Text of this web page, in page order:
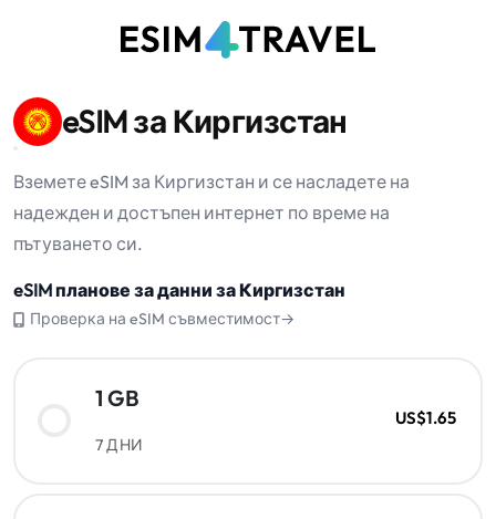
eSIM за Киргизстан
Вземете eSIM за Киргизстан и се насладете на
надежден и достъпен интернет по време на
пътуването си.
eSIM планове за данни за Киргизстан
Проверка на eSIM съвместимост→
1 GB
7 ДНИ
US$1.65